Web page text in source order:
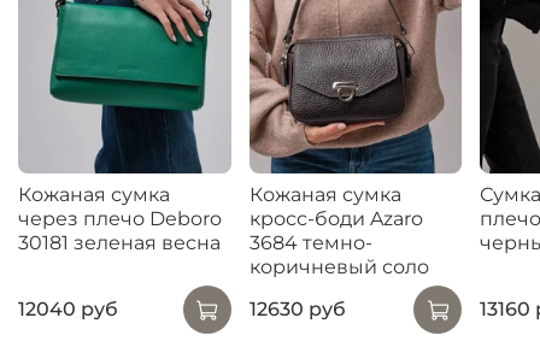
Кожаная сумка
через плечо Deboro
30181 зеленая весна
12040 руб
Кожаная сумка
кросс-боди Azaro
3684 темно-
коричневый соло
12630 руб
13160